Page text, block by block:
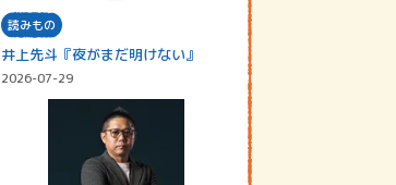
読みもの
井上先斗『夜がまだ明けない』
2026-07-29